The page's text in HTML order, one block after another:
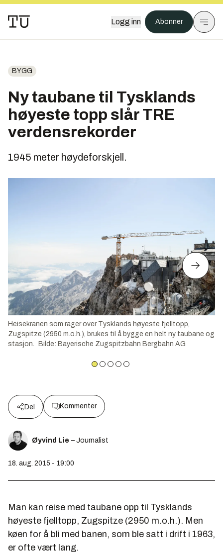
Logg inn Abonner
BYGG
Ny taubane til Tysklands
høyeste topp slår TRE
verdensrekorder
1945 meter høydeforskjell.
Heisekranen som rager over Tysklands høyeste fjelltopp,
Zugspitze (2950 m.o.h.), brukes til å bygge en helt ny taubane og
stasjon.
Bilde: Bayerische Zugspitzbahn Bergbahn AG
Del Kommenter
Øyvind Lie – Journalist
18. aug. 2015 - 19:00
Man kan reise med taubane opp til Tysklands
høyeste fjelltopp, Zugspitze (2950 m.o.h.). Men
køen for å bli med banen, som ble satt i drift i 1963,
er ofte vært lang.